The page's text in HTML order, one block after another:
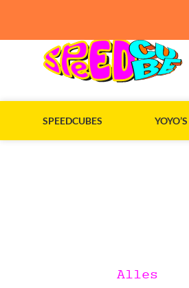
SPEEDCUBES YOYO’S
Alles